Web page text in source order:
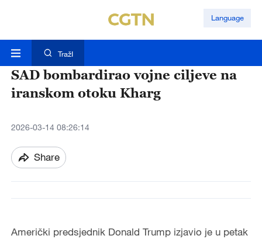
Language
TražI
SAD bombardirao vojne ciljeve na
iranskom otoku Kharg
2026-03-14 08:26:14
Share
Američki predsjednik Donald Trump izjavio je u petak